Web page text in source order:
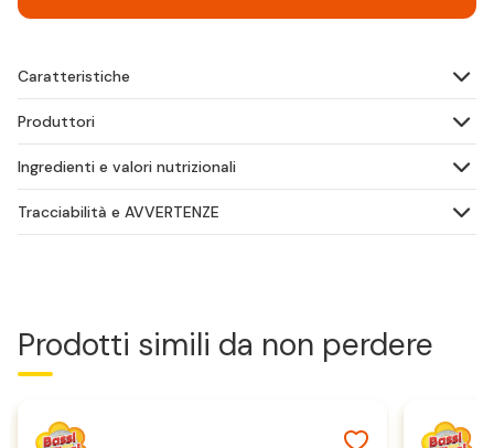
Caratteristiche
Produttori
Ingredienti e valori nutrizionali
Tracciabilità e AVVERTENZE
Prodotti simili da non perdere